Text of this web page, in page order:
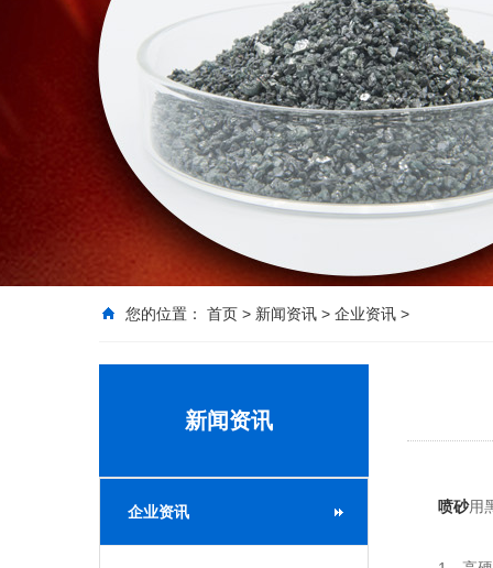
您的位置： 首页 > 新闻资讯 > 企业资讯 >
新闻资讯
企业资讯 喷砂用